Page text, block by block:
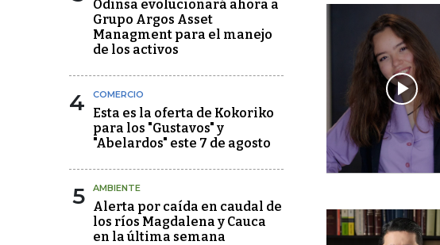
Odinsa evolucionará ahora a
Grupo Argos Asset
Managment para el manejo
de los activos
4 COMERCIO
Esta es la oferta de Kokoriko
para los "Gustavos" y
"Abelardos" este 7 de agosto
5 AMBIENTE
Alerta por caída en caudal de
los ríos Magdalena y Cauca
en la última semana